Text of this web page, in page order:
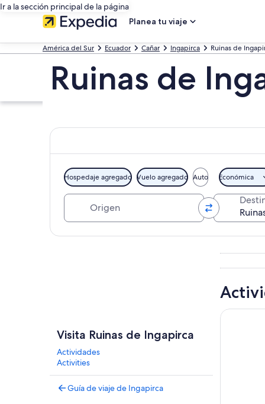
Ir a la sección principal de la página
Planea tu viaje
América del Sur Ecuador Cañar Ingapirca Ruinas de
Ruinas de
Hospedaje agregado Vuelo agregado Auto Económica
Visita Ruinas de Ingapirca
Actividades
Activities
Guía de viaje de Ingapirca
Tour